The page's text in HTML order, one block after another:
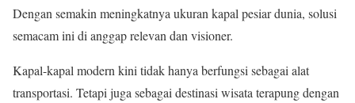
Dengan semakin meningkatnya ukuran kapal pesiar dunia, solusi
semacam ini di anggap relevan dan visioner.
Kapal-kapal modern kini tidak hanya berfungsi sebagai alat
transportasi. Tetapi juga sebagai destinasi wisata terapung dengan